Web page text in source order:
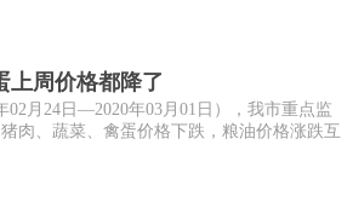
上周价格都降了
02月24日—2020年03月01日），我市重点监
肉、蔬菜、禽蛋价格下跌，粮油价格涨跌互